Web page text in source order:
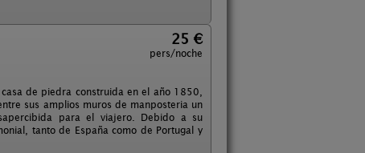
25 €
pers/noche
de piedra construida en el año 1850,
sus amplios muros de manposteria un
para el viajero. Debido a su
tanto de España como de Portugal y